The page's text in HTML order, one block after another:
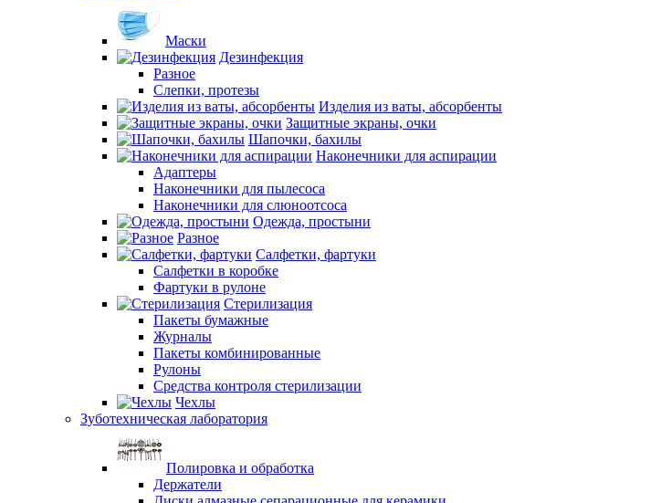
Маски
Дезинфекция
Разное
Слепки, протезы
Изделия из ваты, абсорбенты
Защитные экраны, очки
Шапочки, бахилы
Наконечники для аспирации
Адаптеры
Наконечники для пылесоса
Наконечники для слюноотсоса
Одежда, простыни
Разное
Салфетки, фартуки
Салфетки в коробке
Фартуки в рулоне
Стерилизация
Пакеты бумажные
Журналы
Пакеты комбинированные
Рулоны
Средства контроля стерилизации
Чехлы
Зуботехническая лаборатория
Полировка и обработка
Держатели